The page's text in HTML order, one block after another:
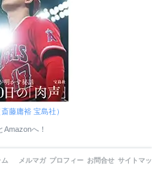
藤庸裕 宝島社）
Amazonへ！
ム メルマガ プロフィールお問合せ サイトマ